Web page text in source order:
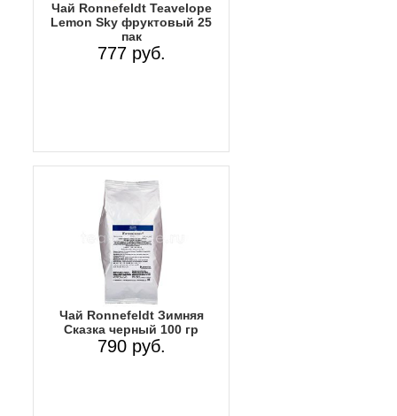
Чай Ronnefeldt Teavelope
Lemon Sky фруктовый 25
пак
777 руб.
Чай Ronnefeldt Зимняя
Сказка черный 100 гр
790 руб.